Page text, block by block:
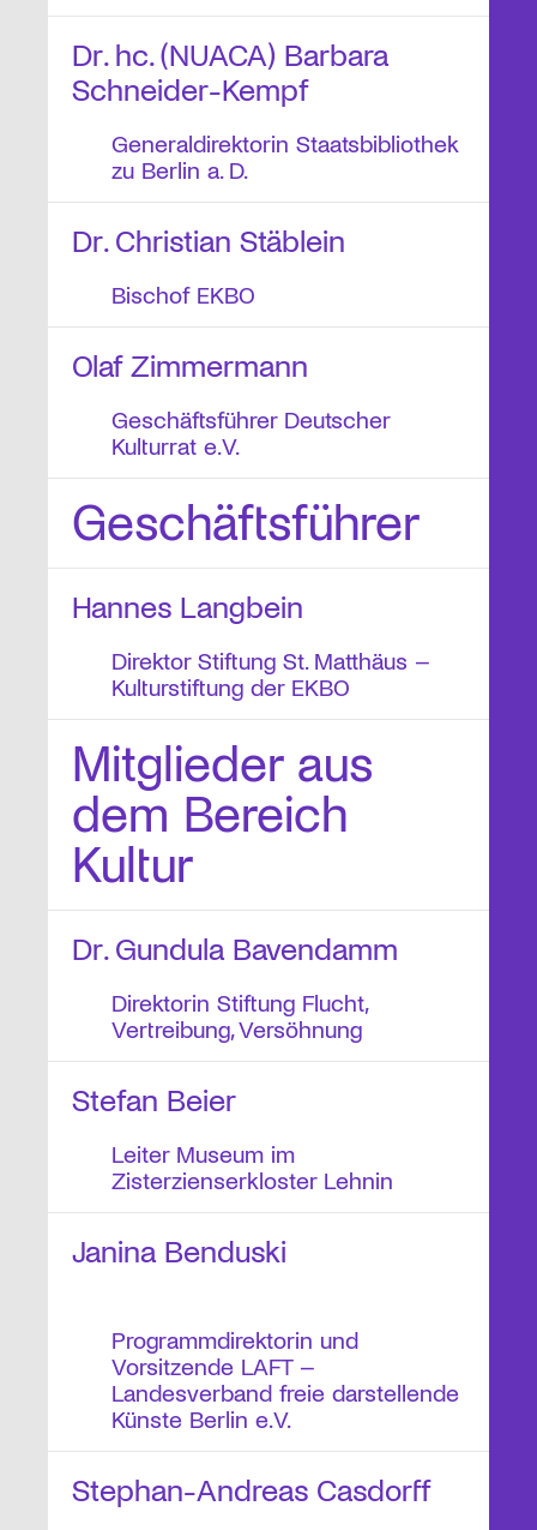
Dr. hc. (NUACA) Barbara
Schneider-Kempf
Generaldirektorin Staatsbibliothek
zu Berlin a. D.
Dr. Christian Stäblein
Bischof EKBO
Olaf Zimmermann
Geschäftsführer Deutscher
Kulturrat e.V.
Geschäftsführer
Hannes Langbein
Direktor Stiftung St. Matthäus –
Kulturstiftung der EKBO
Mitglieder aus
dem Bereich
Kultur
Dr. Gundula Bavendamm
Direktorin Stiftung Flucht,
Vertreibung, Versöhnung
Stefan Beier
Leiter Museum im
Zisterzienserkloster Lehnin
Janina Benduski
Programmdirektorin und
Vorsitzende LAFT –
Landesverband freie darstellende
Künste Berlin e.V.
Stephan-Andreas Casdorff